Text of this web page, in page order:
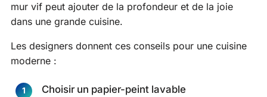
mur vif peut ajouter de la profondeur et de la joie
dans une grande cuisine.
Les designers donnent ces conseils pour une cuisine
moderne :
Choisir un papier-peint lavable